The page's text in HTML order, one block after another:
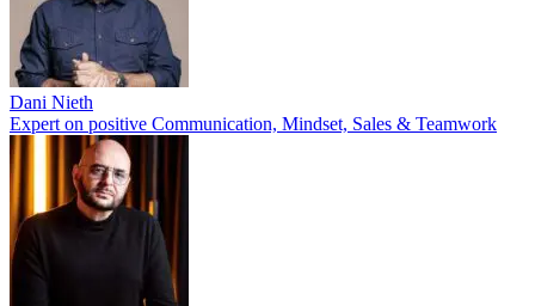
Dani Nieth
Expert on positive Communication, Mindset, Sales & Teamwork